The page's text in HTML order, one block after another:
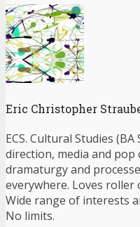
Eric Christopher
ECS. Cultural Studies
direction, media and
dramaturgy and
everywhere. Loves roller
Wide range of interests
No limits.